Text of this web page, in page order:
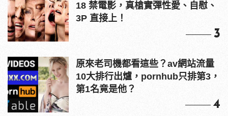
18 禁電影，真槍實彈性愛、自慰、
3P 直接上！
3
原來老司機都看這些？av網站流量
10大排行出爐，pornhub只排第3，
第1名竟是他？
4